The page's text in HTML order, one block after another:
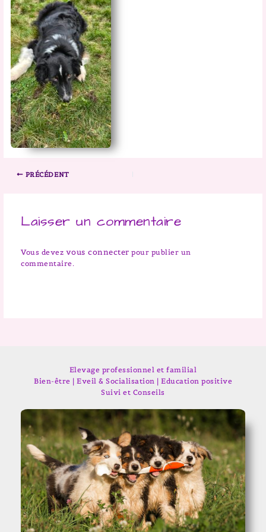
PRÉCÉDENT
Laisser un commentaire
Vous devez vous connecter pour publier un
commentaire.
Elevage professionnel et familial
Bien-être | Eveil & Socialisation | Education positive
Suivi et Conseils